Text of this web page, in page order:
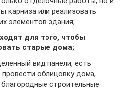
карниза или реализовать
элементов здания;
для того, чтобы
старые дома;
вид панели, есть
облицовку дома,
строительные